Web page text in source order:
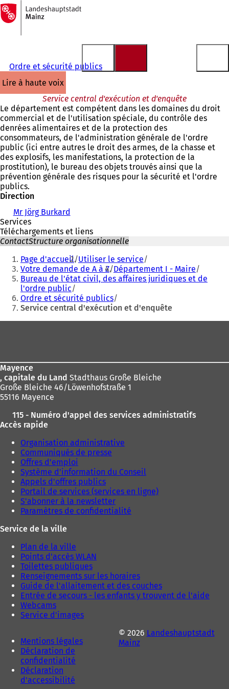
Accéder au contenu
Vers
la
page
d'accueil
Ordre et sécurité publics
lire à haute voix
Service central d'exécution et d'enquête
Le département est compétent dans les domaines du droit
commercial et de l'utilisation spéciale, du contrôle des
denrées alimentaires et de la protection des
consommateurs, de l'administration générale de l'ordre
public (ici entre autres le droit des armes, de la chasse et
des explosifs, les manifestations, la protection de la
prostitution), le bureau des objets trouvés ainsi que la
prévention générale des risques pour la sécurité et l'ordre
publics.
Direction
Mr Jörg Burkard
Services
Téléchargements et liens
ContactStructure organisationnelle
Vous
êtes
ici
Page d'accueil Utiliser le service
Votre demande de A à Z Département I - Maire
Bureau de l'état civil, des affaires juridiques et de
l'ordre public
Ordre et sécurité publics
Service central d'exécution et d'enquête
Mayence
, capitale du Land Stadthaus Große Bleiche
Große Bleiche 46/Löwenhofstraße 1
55116 Mayence
115 - Numéro d'appel des services administratifs
Accès rapide
Organisation administrative
Communiqués de presse
Offres d'emploi
Système d'information du Conseil
Appels d'offres publics
Portail de services (services en ligne)
S'abonner à la newsletter
Paramètres de confidentialité
Service de la ville
Plan de la ville
Points d'accès WLAN
Toilettes publiques
Renseignements sur les horaires
Guide de l'allaitement et des couches
Entrée de secours - les enfants y trouvent de l'aide
Webcams
Service d'images
Mentions légales
Déclaration de
confidentialité
Déclaration
d'accessibilité
© 2026 Landeshauptstadt
Mainz